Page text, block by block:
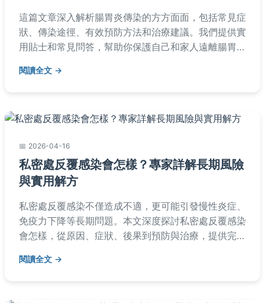
這篇文章深入解析腸胃炎傳染的方方面面，包括常見症
狀、傳染途徑、有效預防方法和治療建議。我們提供實
用貼士和常見問答，幫助你保護自己和家人遠離腸胃
閱讀全文
2026-04-16
私密處反覆感染會怎樣？專家詳解長期風險
與實用解方
私密處反覆感染不僅造成不適，更可能引發慢性炎症、
免疫力下降等長期問題。本文深度探討私密處反覆感染
會怎樣，從原因、症狀、後果到預防與治療，提供完整
困擾，重拾健康自信。
閱讀全文